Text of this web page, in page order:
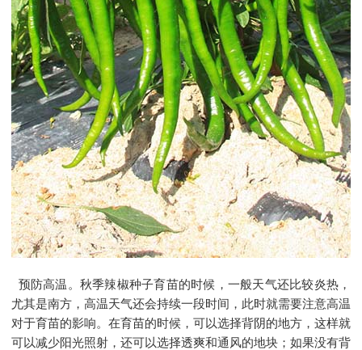
预防高温。 秋季辣椒种子育苗的时候，一般天气还比较炎热，
尤其是南方，高温天气还会持续一段时间，此时就需要注意高温
对于育苗的影响。在育苗的时候，可以选择背阴的地方，这样就
可以减少阳光照射，还可以选择透爽和通风的地块；如果没有背